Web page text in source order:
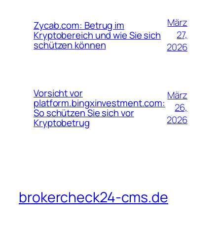
Zycab.com: Betrug im
Kryptobereich und wie Sie sich
schützen können
März
27,
2026
Vorsicht vor
platform.bingxinvestment.com:
So schützen Sie sich vor
Kryptobetrug
März
26,
2026
brokercheck24-cms.de